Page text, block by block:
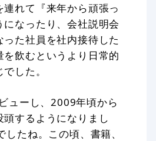
れて『来年から頑張っ
なったり、会社説明会
た社員を社内接待した
を飲むというより日常的
した。
ューし、2009年頃から
するようになりまし
たね。この頃、書籍、